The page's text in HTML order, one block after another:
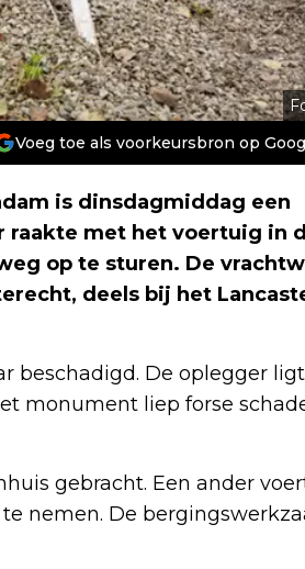
Voeg toe als voorkeursbron op
is dinsdagmiddag een
met het voertuig in
op te sturen. De
deels bij het
beschadigd. De oplegger
monument liep forse
gebracht. Een ander
nemen. De